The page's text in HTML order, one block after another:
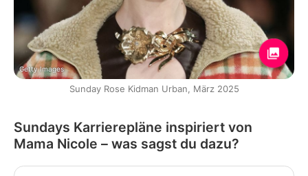
Getty Images
Sunday Rose Kidman Urban, März 2025
Sundays Karrierepläne inspiriert von
Mama Nicole – was sagst du dazu?